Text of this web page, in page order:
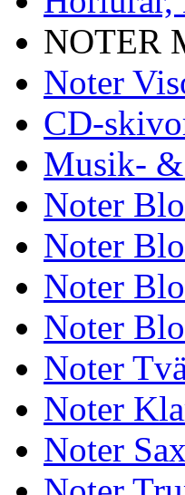
NOTER
Noter
CD-
Musik-
Noter
Noter
Noter
Noter
Noter
Noter
Noter